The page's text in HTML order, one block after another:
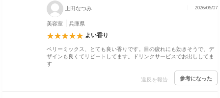
上田なつみ 2026/06/07
美容室 兵庫県
よい香り
ベリーミックス、とても良い香りです。目の疲れにも効きそうで、デ
ザインも良くてリピートしてます。ドリンクサービスでお出ししてま
す
違反を報告 参考になった